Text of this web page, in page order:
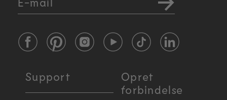
FacebookPinterestInstagramYouTubeTikTokLinkedIn
Support
Opret
forbindelse